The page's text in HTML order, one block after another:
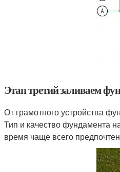
Этап третий заливаем
От грамотного устройства
Тип и качество фундамента
время чаще всего